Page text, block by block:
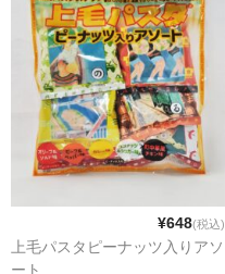
売れ筋！
お勧め商品
新商品
MONDE SELECTION
¥648(税込)
上毛パスタピーナッツ入りアソ
ート